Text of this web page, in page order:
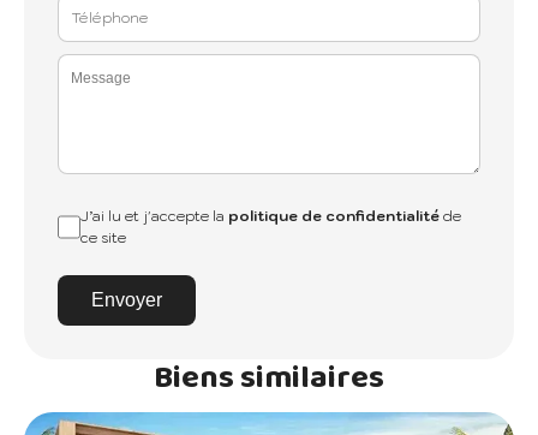
J’ai lu et j'accepte la politique de confidentialitéde
ce site
Envoyer
Biens similaires